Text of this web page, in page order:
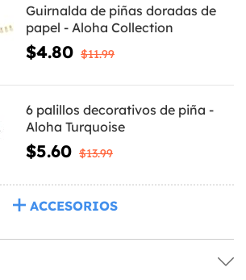
Guirnalda de piñas doradas de
papel - Aloha Collection
$4.80 $11.99
6 palillos decorativos de piña -
Aloha Turquoise
$5.60 $13.99
ACCESORIOS